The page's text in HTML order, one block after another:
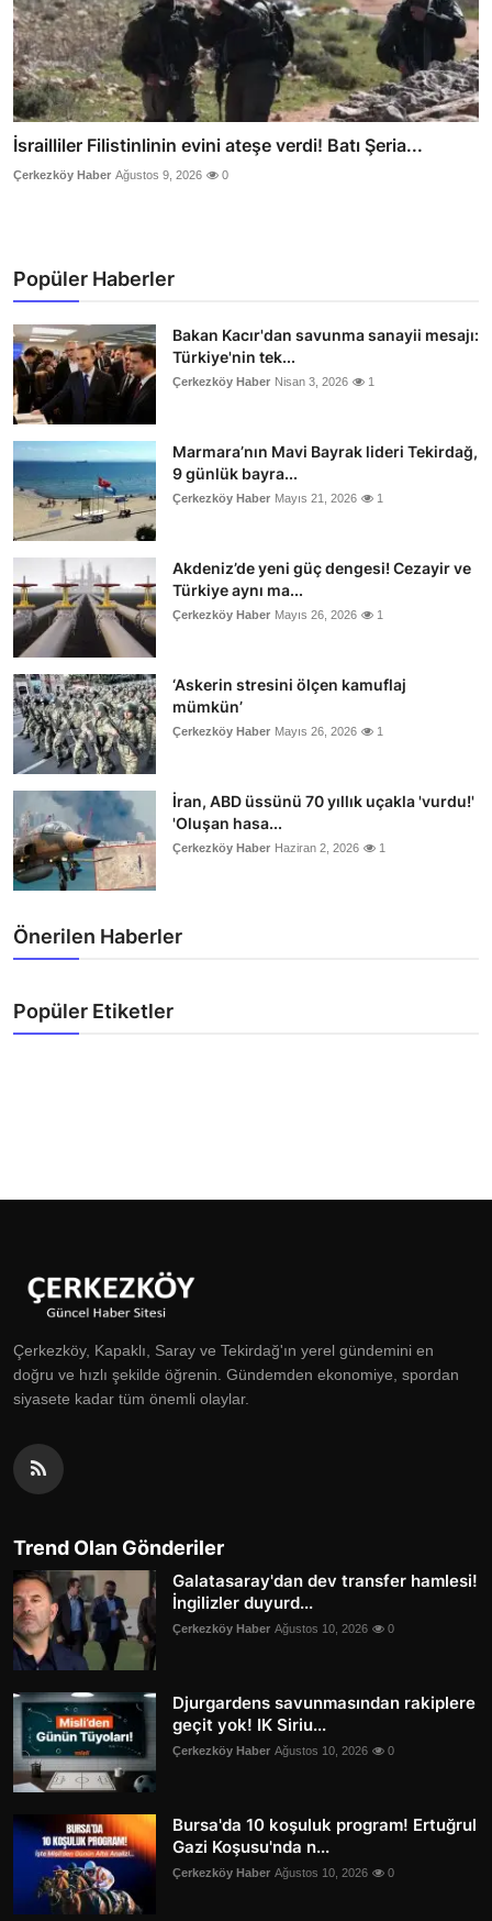
İsrailliler Filistinlinin evini ateşe verdi! Batı Şeria...
Çerkezköy Haber Ağustos 9, 2026 0
Popüler Haberler
Bakan Kacır'dan savunma sanayii mesajı:
Türkiye'nin tek...
Çerkezköy Haber Nisan 3, 2026 1
Marmara’nın Mavi Bayrak lideri Tekirdağ,
9 günlük bayra...
Çerkezköy Haber Mayıs 21, 2026 1
Akdeniz’de yeni güç dengesi! Cezayir ve
Türkiye aynı ma...
Çerkezköy Haber Mayıs 26, 2026 1
‘Askerin stresini ölçen kamuflaj
mümkün’
Çerkezköy Haber Mayıs 26, 2026 1
İran, ABD üssünü 70 yıllık uçakla 'vurdu!'
'Oluşan hasa...
Çerkezköy Haber Haziran 2, 2026 1
Önerilen Haberler
Popüler Etiketler
Çerkezköy, Kapaklı, Saray ve Tekirdağ'ın yerel gündemini en
doğru ve hızlı şekilde öğrenin. Gündemden ekonomiye, spordan
siyasete kadar tüm önemli olaylar.
Trend Olan Gönderiler
Galatasaray'dan dev transfer hamlesi!
İngilizler duyurd...
Çerkezköy Haber Ağustos 10, 2026 0
Djurgardens savunmasından rakiplere
geçit yok! IK Siriu...
Çerkezköy Haber Ağustos 10, 2026 0
Bursa'da 10 koşuluk program! Ertuğrul
Gazi Koşusu'nda n...
Çerkezköy Haber Ağustos 10, 2026 0